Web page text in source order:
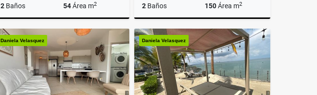
2 Baños 54Área m2
Alquiler
US$1,300
2Baños 150Área m2
Alquiler
US$2,000
Daniela Velasquez Daniela Velasquez